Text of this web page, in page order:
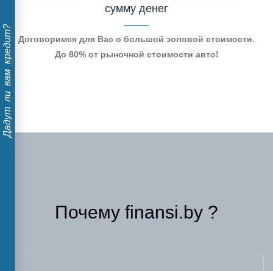
Дадут ли вам кредит?
сумму денег
Договоримся для Вас о большой золовой стоимости.
До 80% от рыночной стоимости авто!
Почему finansi.by ?